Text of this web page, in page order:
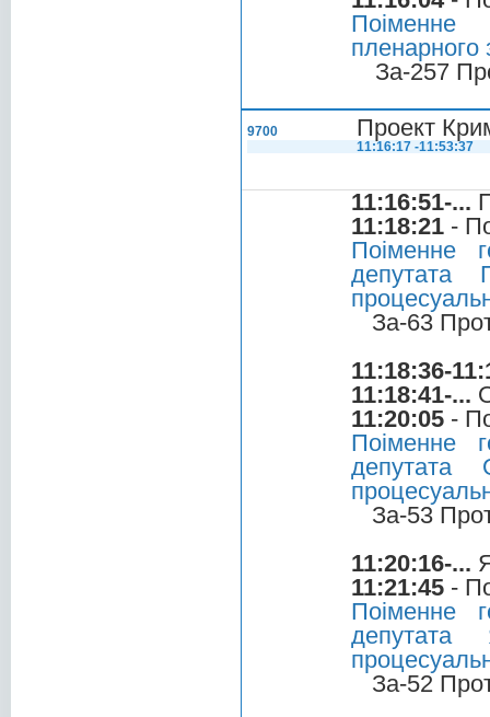
Поіменне
пленарного
За-257
9700 Проект
11:16:17 -11:53:37
11:16:51-...
11:18:21 -
Поіменне
депутата
За-63
11:18:36-
11:18:41-...
11:20:05 -
Поіменне
депутата
За-53
11:20:16-...
11:21:45 -
Поіменне
За-52